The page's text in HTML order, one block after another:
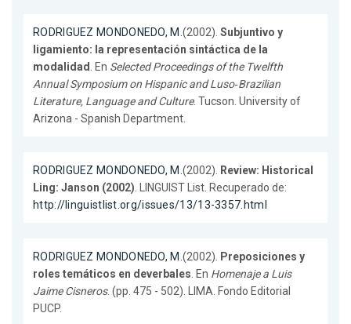
RODRIGUEZ MONDONEDO, M.(2002). Subjuntivo y
ligamiento: la representación sintáctica de la
modalidad. En Selected Proceedings of the Twelfth
Annual Symposium on Hispanic and Luso‐Brazilian
Literature, Language and Culture. Tucson. University of
Arizona - Spanish Department.
RODRIGUEZ MONDONEDO, M.(2002). Review: Historical
Ling: Janson (2002). LINGUIST List. Recuperado de:
http://linguistlist.org/issues/13/13-3357.html
RODRIGUEZ MONDONEDO, M.(2002). Preposiciones y
roles temáticos en deverbales. En Homenaje a Luis
Jaime Cisneros. (pp. 475 - 502). LIMA. Fondo Editorial
PUCP.